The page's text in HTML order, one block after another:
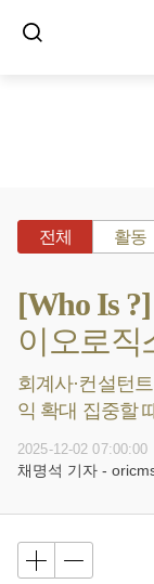
전체 활동
[Who Is
이오로직
회계사·컨설턴
익 확대 집중할
2025-12-02 07:00:00
채명석 기자 -